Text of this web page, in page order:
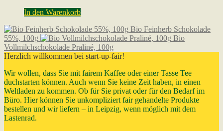
In den Warenkorb
Bio Feinherb Schokolade
55%, 100g
Bio
Vollmilchschokolade Praliné, 100g
Herzlich willkommen bei start-up-fair!
Wir wollen, dass Sie mit fairem Kaffee oder einer Tasse Tee
duchstarten können. Auch wenn Sie keine Zeit haben, in einen
Weltladen zu kommen. Ob für Sie privat oder für den Bedarf im
Büro. Hier können Sie unkompliziert fair gehandelte Produkte
bestellen und wir liefern – in Leipzig, wenn möglich mit dem
Lastenrad.